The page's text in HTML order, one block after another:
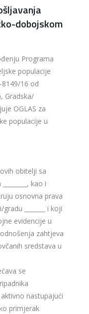
dobojskom
Programa
populacije
16 od
Gradska/
OGLAS za
populacije u
obitelji sa
kao i
osnovna prava
_______ i koji
evidencije u
zahtjeva
sredstava u
se
nastupajući
primjerak